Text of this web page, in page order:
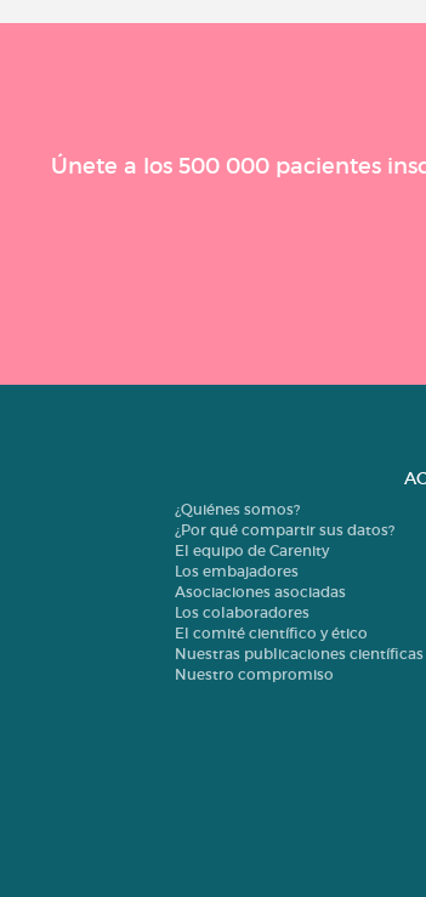
Únete a los 500 000 pacientes
¿Quiénes somos?
¿Por qué compartir sus datos?
El equipo de Carenity
Los embajadores
Asociaciones asociadas
Los colaboradores
El comité científico y ético
Nuestras publicaciones científicas
Nuestro compromiso